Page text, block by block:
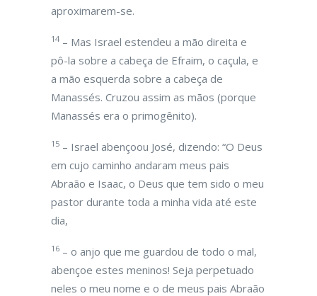
aproximarem-se.
14 – Mas Israel estendeu a mão direita e
pô-la sobre a cabeça de Efraim, o caçula, e
a mão esquerda sobre a cabeça de
Manassés. Cruzou assim as mãos (porque
Manassés era o primogênito).
15 – Israel abençoou José, dizendo: “O Deus
em cujo caminho andaram meus pais
Abraão e Isaac, o Deus que tem sido o meu
pastor durante toda a minha vida até este
dia,
16 – o anjo que me guardou de todo o mal,
abençoe estes meninos! Seja perpetuado
neles o meu nome e o de meus pais Abraão